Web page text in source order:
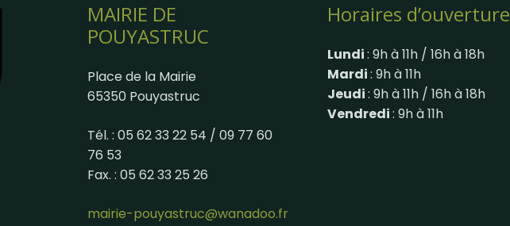
MAIRIE DE
POUYASTRUC
Place de la Mairie
65350 Pouyastruc
Tél. : 05 62 33 22 54 / 09 77 60
76 53
Fax. : 05 62 33 25 26
mairie-pouyastruc@wanadoo.fr
Horaires d’ouverture
Lundi: 9h à 11h / 16h à 18h
Mardi: 9h à 11h
Jeudi: 9h à 11h / 16h à 18h
Vendredi: 9h à 11h